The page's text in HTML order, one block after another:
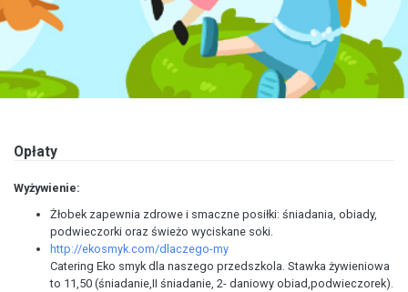
Opłaty
Wyżywienie:
Żłobek zapewnia zdrowe i smaczne posiłki: śniadania, obiady,
podwieczorki oraz świeżo wyciskane soki.
http://ekosmyk.com/dlaczego-my
Catering Eko smyk dla naszego przedszkola. Stawka żywieniowa
to 11,50 (śniadanie,II śniadanie, 2- daniowy obiad,podwieczorek).